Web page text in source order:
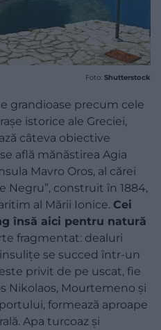
Foto: Shutterstock
grandioase precum cele
istorice ale Greciei,
câteva obiective
află mănăstirea Agia
Mavro Oros, al cărei
Negru”, construit în 1884,
al Mării Ionice. Cei
însă aici pentru natură
fragmentat: dealuri
se succed într-un
privit de pe uscat, fie
Nikolaos, Mourtemeno și
formează aproape
Apa turcoaz și